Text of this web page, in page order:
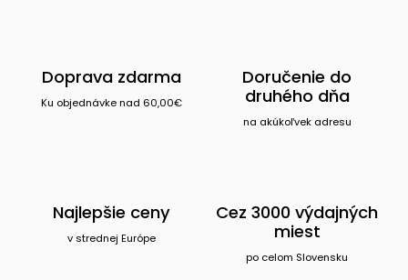
Doprava zdarma
Ku objednávke nad 60,00€
Doručenie do
druhého dňa
na akúkoľvek adresu
Najlepšie ceny
v strednej Európe
Cez 3000 výdajných
miest
po celom Slovensku